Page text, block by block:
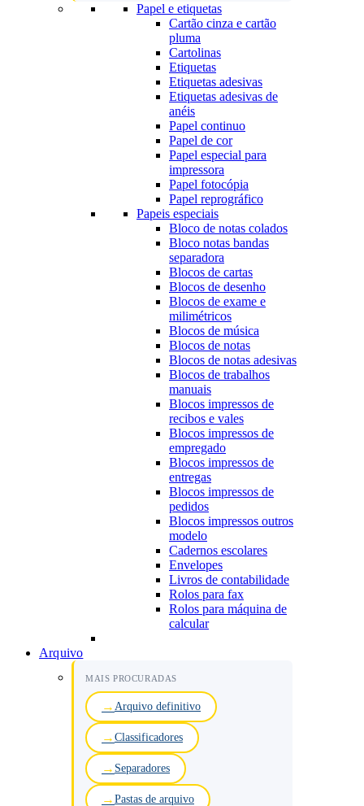
Papel e etiquetas
Cartão cinza e cartão
pluma
Cartolinas
Etiquetas
Etiquetas adesivas
Etiquetas adesivas de
anéis
Papel continuo
Papel de cor
Papel especial para
impressora
Papel fotocópia
Papel reprográfico
Papeis especiais
Bloco de notas colados
Bloco notas bandas
separadora
Blocos de cartas
Blocos de desenho
Blocos de exame e
milimétricos
Blocos de música
Blocos de notas
Blocos de notas adesivas
Blocos de trabalhos
manuais
Blocos impressos de
recibos e vales
Blocos impressos de
empregado
Blocos impressos de
entregas
Blocos impressos de
pedidos
Blocos impressos outros
modelo
Cadernos escolares
Envelopes
Livros de contabilidade
Rolos para fax
Rolos para máquina de
calcular
Arquivo
MAIS PROCURADAS
Arquivo definitivo
Classificadores
Separadores
Pastas de arquivo